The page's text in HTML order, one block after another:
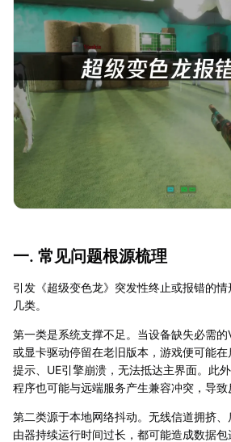
一. 常见问题根源梳理
引发《超级变色龙》突发性终止或报错的
几类。
第一类是系统支撑不足。当设备缺失必需的
或显卡驱动停留在老旧版本，游戏便可能
提示、UE引擎崩溃，无法抵达主界面。此
程序也可能与远端服务产生兼容冲突，导致
第二类源于本地网络抖动。无线信道拥挤
由器持续运行时间过长，都可能造成数据